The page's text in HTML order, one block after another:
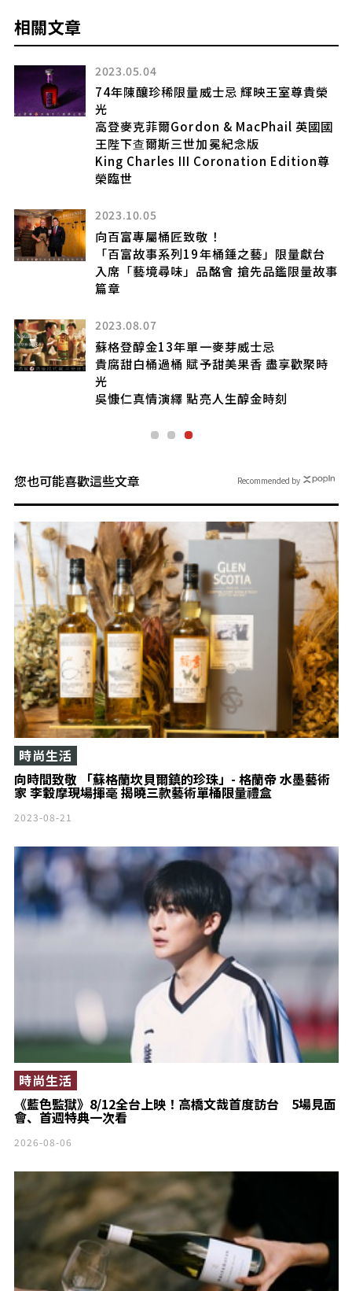
相關文章
2023.05.04
74年陳釀珍稀限量威士忌 輝映王室尊貴榮
光
高登麥克菲爾Gordon & MacPhail 英國國
王陛下查爾斯三世加冕紀念版
King Charles III Coronation Edition尊
榮臨世
2023.10.05
向百富專屬桶匠致敬！
「百富故事系列19年桶錘之藝」限量獻台
入席「藝境尋味」品酩會 搶先品鑑限量故事
篇章
2023.08.07
蘇格登醇金13年單一麥芽威士忌
貴腐甜白桶過桶 賦予甜美果香 盡享歡聚時
光
吳慷仁真情演繹 點亮人生醇金時刻
您也可能喜歡這些文章
向時間致敬 「蘇格蘭坎貝爾鎮的珍珠」- 格蘭帝 水墨藝術
家 李轂摩現場揮毫 揭曉三款藝術單桶限量禮盒
時尚生活
2023-08-21
《藍色監獄》8/12全台上映！高橋文哉首度訪台 5場見面
會、首週特典一次看
時尚生活
2026-08-06
Recommended by